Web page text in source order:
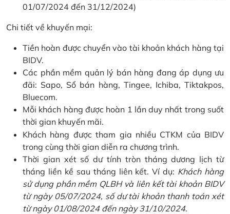
01/07/2024 đến 31/12/2024)
Chi tiết về khuyến mại:
Tiền hoàn được chuyển vào tài khoản khách hàng tại
BIDV.
Các phần mềm quản lý bán hàng đang áp dụng ưu
đãi: Sapo, Sổ bán hàng, Tingee, Ichiba, Tiktakpos,
Bluecom.
Mỗi khách hàng được hoàn 1 lần duy nhất trong suốt
thời gian khuyến mãi.
Khách hàng được tham gia nhiều CTKM của BIDV
trong cùng thời gian diễn ra chương trình.
Thời gian xét số dư tính tròn tháng dương lịch từ
tháng liền kề sau tháng liên kết. Ví dụ: Khách hàng
sử dụng phần mềm QLBH và liên kết tài khoản BIDV
từ ngày 05/07/2024, số dư tài khoản thanh toán xét
từ ngày 01/08/2024 đến ngày 31/10/2024.